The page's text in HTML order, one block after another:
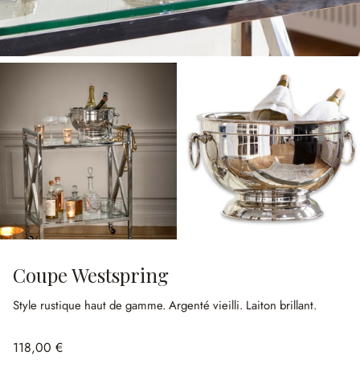
Coupe Westspring
Style rustique haut de gamme. Argenté vieilli. Laiton brillant.
118,00 €